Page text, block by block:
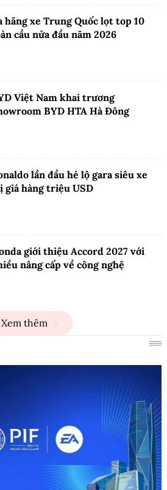
hãng xe Trung Quốc lọt top 10
cầu nửa đầu năm 2026
Việt Nam khai trương
BYD HTA Hà Đông
lần đầu hé lộ gara siêu xe
giá hàng triệu USD
giới thiệu Accord 2027 với
nâng cấp về công nghệ
Xem thêm